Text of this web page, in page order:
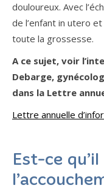
douloureux. Avec
de l’enfant in utero
toute la grossesse.
A ce sujet, voir
Debarge,
dans la Lettre
Lettre annuelle
Est-ce